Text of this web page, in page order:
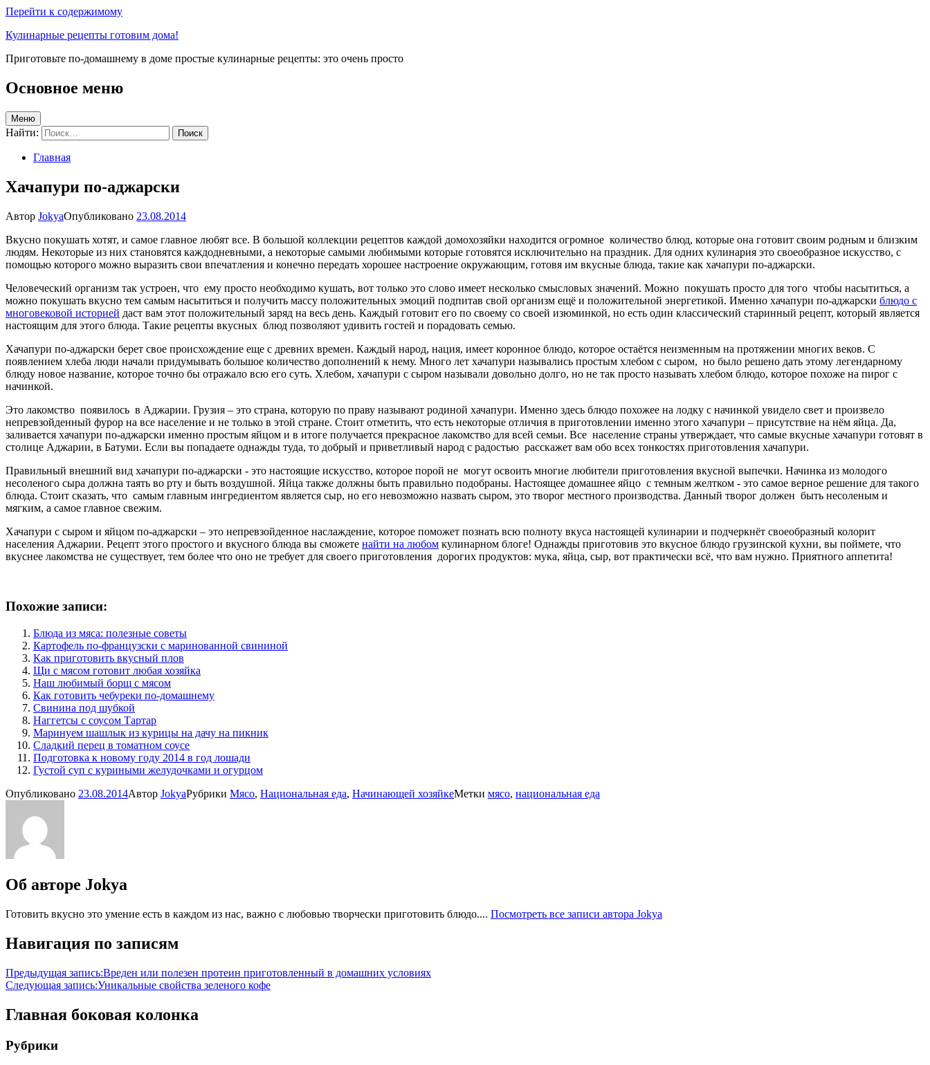
Перейти к содержимому
Кулинарные рецепты готовим дома!
Приготовьте по-домашнему в доме простые кулинарные рецепты: это очень просто
Основное меню
Меню
Найти:
Главная
Хачапури по-аджарски
Автор JokyaОпубликовано 23.08.2014
Вкусно покушать хотят, и самое главное любят все. В большой коллекции рецептов каждой домохозяйки находится огромное количество блюд, которые она готовит своим родным и близким
людям. Некоторые из них становятся каждодневными, а некоторые самыми любимыми которые готовятся исключительно на праздник. Для одних кулинария это своеобразное искусство, с
помощью которого можно выразить свои впечатления и конечно передать хорошее настроение окружающим, готовя им вкусные блюда, такие как хачапури по-аджарски.
Человеческий организм так устроен, что ему просто необходимо кушать, вот только это слово имеет несколько смысловых значений. Можно покушать просто для того чтобы насытиться, а
можно покушать вкусно тем самым насытиться и получить массу положительных эмоций подпитав свой организм ещё и положительной энергетикой. Именно хачапури по-аджарски блюдо с
многовековой историей даст вам этот положительный заряд на весь день. Каждый готовит его по своему со своей изюминкой, но есть один классический старинный рецепт, который является
настоящим для этого блюда. Такие рецепты вкусных блюд позволяют удивить гостей и порадовать семью.
Хачапури по-аджарски берет свое происхождение еще с древних времен. Каждый народ, нация, имеет коронное блюдо, которое остаётся неизменным на протяжении многих веков. С
появлением хлеба люди начали придумывать большое количество дополнений к нему. Много лет хачапури назывались простым хлебом с сыром, но было решено дать этому легендарному
блюду новое название, которое точно бы отражало всю его суть. Хлебом, хачапури с сыром называли довольно долго, но не так просто называть хлебом блюдо, которое похоже на пирог с
начинкой.
Это лакомство появилось в Аджарии. Грузия – это страна, которую по праву называют родиной хачапури. Именно здесь блюдо похожее на лодку с начинкой увидело свет и произвело
непревзойденный фурор на все население и не только в этой стране. Стоит отметить, что есть некоторые отличия в приготовлении именно этого хачапури – присутствие на нём яйца. Да,
заливается хачапури по-аджарски именно простым яйцом и в итоге получается прекрасное лакомство для всей семьи. Все население страны утверждает, что самые вкусные хачапури готовят в
столице Аджарии, в Батуми. Если вы попадаете однажды туда, то добрый и приветливый народ с радостью расскажет вам обо всех тонкостях приготовления хачапури.
Правильный внешний вид хачапури по-аджарски - это настоящие искусство, которое порой не могут освоить многие любители приготовления вкусной выпечки. Начинка из молодого
несоленого сыра должна таять во рту и быть воздушной. Яйца также должны быть правильно подобраны. Настоящее домашнее яйцо с темным желтком - это самое верное решение для такого
блюда. Стоит сказать, что самым главным ингредиентом является сыр, но его невозможно назвать сыром, это творог местного производства. Данный творог должен быть несоленым и
мягким, а самое главное свежим.
Хачапури с сыром и яйцом по-аджарски – это непревзойденное наслаждение, которое поможет познать всю полноту вкуса настоящей кулинарии и подчеркнёт своеобразный колорит
населения Аджарии. Рецепт этого простого и вкусного блюда вы сможете найти на любом кулинарном блоге! Однажды приготовив это вкусное блюдо грузинской кухни, вы поймете, что
вкуснее лакомства не существует, тем более что оно не требует для своего приготовления дорогих продуктов: мука, яйца, сыр, вот практически всё, что вам нужно. Приятного аппетита!
Похожие записи:
Блюда из мяса: полезные советы
Картофель по-французски с маринованной свининой
Как приготовить вкусный плов
Щи с мясом готовит любая хозяйка
Наш любимый борщ с мясом
Как готовить чебуреки по-домашнему
Свинина под шубкой
Наггетсы с соусом Тартар
Маринуем шашлык из курицы на дачу на пикник
Сладкий перец в томатном соусе
Подготовка к новому году 2014 в год лошади
Густой суп с куриными желудочками и огурцом
Опубликовано 23.08.2014Автор JokyaРубрики Мясо, Национальная еда, Начинающей хозяйкеМетки мясо, национальная еда
Об авторе Jokya
Готовить вкусно это умение есть в каждом из нас, важно с любовью творчески приготовить блюдо.... Посмотреть все записи автора Jokya
Навигация по записям
Предыдущая запись:Вреден или полезен протеин приготовленный в домашних условиях
Следующая запись:Уникальные свойства зеленого кофе
Главная боковая колонка
Рубрики